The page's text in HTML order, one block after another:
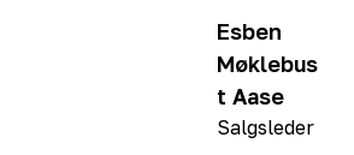
Esben
Møklebus
t Aase
Salgsleder